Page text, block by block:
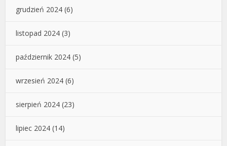
grudzień 2024 (6)
listopad 2024 (3)
październik 2024 (5)
wrzesień 2024 (6)
sierpień 2024 (23)
lipiec 2024 (14)